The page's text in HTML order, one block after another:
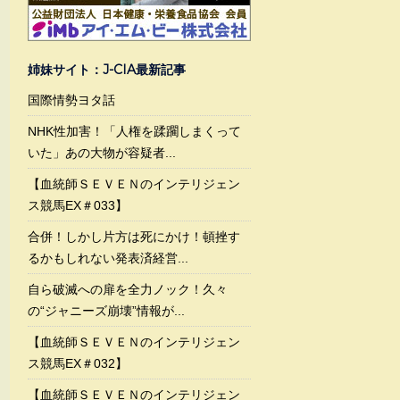
姉妹サイト：J-CIA最新記事
国際情勢ヨタ話
NHK性加害！「人権を蹂躙しまくって
いた」あの大物が容疑者...
【血統師ＳＥＶＥＮのインテリジェン
ス競馬EX＃033】
合併！しかし片方は死にかけ！頓挫す
るかもしれない発表済経営...
自ら破滅への扉を全力ノック！久々
の“ジャニーズ崩壊”情報が...
【血統師ＳＥＶＥＮのインテリジェン
ス競馬EX＃032】
【血統師ＳＥＶＥＮのインテリジェン